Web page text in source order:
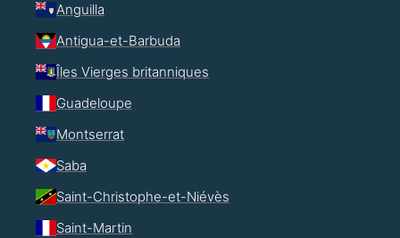
Anguilla
Antigua-et-Barbuda
Îles Vierges britanniques
Guadeloupe
Montserrat
Saba
Saint-Christophe-et-Niévès
Saint-Martin